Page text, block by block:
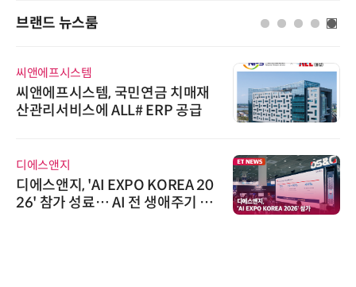
브랜드 뉴스룸
씨앤에프시스템
씨앤에프시스템, 국민연금 치매재
산관리서비스에 ALL# ERP 공급
디에스앤지
디에스앤지, 'AI EXPO KOREA 20
26' 참가 성료… AI 전 생애주기 아